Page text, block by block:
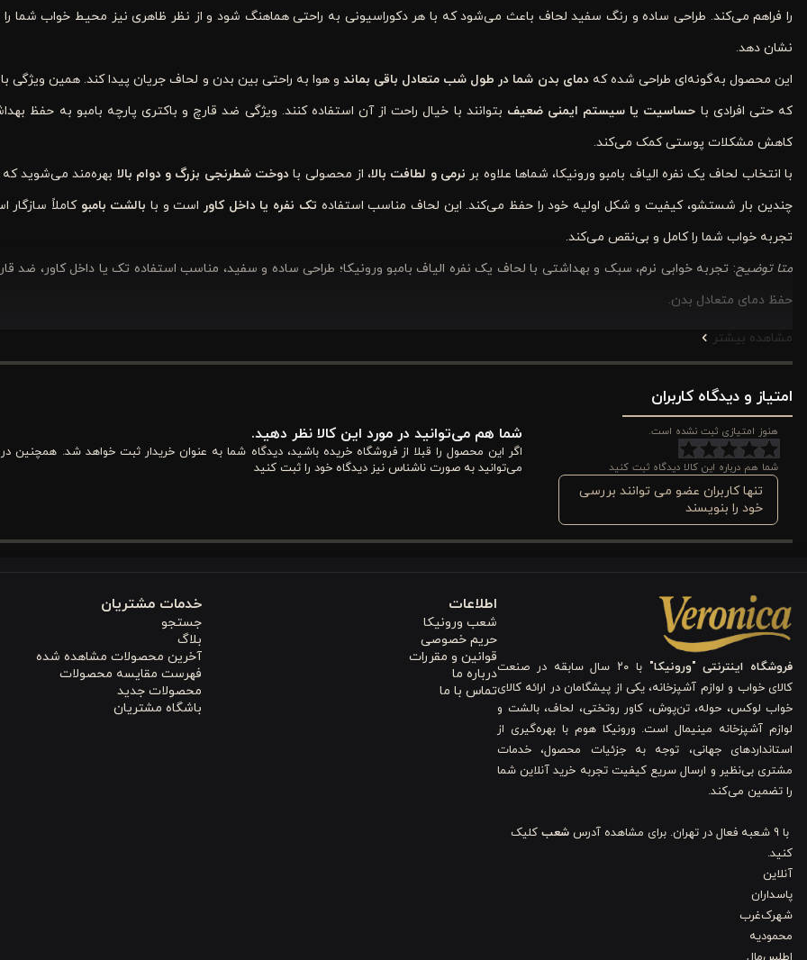
را فراهم می‌کند. طراحی ساده و رنگ سفید لحاف باعث می‌شود که با هر دکوراسیونی به راحتی هماهنگ شود و از نظر ظاهری نیز محیط خواب شما را
نشان دهد.
این محصول به‌گونه‌ای طراحی شده کهدمای بدن شما در طول شب متعادل باقی بماندو هوا به راحتی بین بدن و لحاف جریان پیدا کند. همین ویژگی
که حتی افرادی با حساسیت یا سیستم ایمنی ضعیف بتوانند با خیال راحت از آن استفاده کنند. ویژگی ضد قارچ و باکتری پارچه بامبو به حفظ
کاهش مشکلات پوستی کمک می‌کند.
با انتخاب لحاف یک نفره الیاف بامبو ورونیکا، شماها علاوه بر نرمی و لطافت بالا، از محصولی با دوخت شطرنجی بزرگ و دوام بالا بهره‌مند می‌شوید
چندین بار شستشو، کیفیت و شکل اولیه خود را حفظ می‌کند. این لحاف مناسب استفاده تک نفره یا داخل کاور است و با بالشت بامبو کاملاً سازگار
تجربه خواب شما را کامل و بی‌نقص می‌کند.
متا توضیح: تجربه خوابی نرم، سبک و بهداشتی با لحاف یک نفره الیاف بامبو ورونیکا؛ طراحی ساده و سفید، مناسب استفاده تک یا داخل کاور، ضد
حفظ دمای متعادل بدن.
مزایای لحاف الیاف بامبو ورونیکا
لحاف یک نفره الیاف بامبو ورونیکا ترکیبی از فناوری و راحتی است که برای کاربران مبتدی و حرفه‌ای مزایای متعددی دارد:
رویه نرم و لطیف بامبو با بافت طبیعی
الیاف میکروژل سبک و نرم
: گرمای مناسب ایجاد می‌کند و احساس سنگینی یا محدودیت حرکت برای شما ایجاد نمی‌کند.
دوخت شطرنجی بزرگ با دوام بالا
: از جابه‌جایی الیاف جلوگیری می‌کند و باعث حفظ شکل اولیه لحاف حتی بعد از چندین بار شستشو می‌شود.
ساده و سفید با قابلیت هماهنگی با دکوراسیون
می‌شود.
ویژگی ضد قارچ و باکتری: بهداشت بهتر خواب شما را تضمین می‌کند و از حساسیت‌های پوستی جلوگیری می‌کند.
برای حفظ نرمی و دوام لحاف یک نفره الیاف بامبو ورونیکا، بهتر نکات زیر را رعایت کنید:
شستشو با مایع لباسشویی بدون آنزیم
استفاده از کاوربرای محافظت از پارچه و الیاف میکروژل
خشک کردن در محیط با تهویه مناسبو دور از نور مستقیم خورشید
اجتناب از تماس با اجسام تیز یا کشیدن پارچه
با رعایت این نکات، شماها می‌توانید دوام لحاف را افزایش دهید و نرمی و لطافت آن را حتی پس از چندین بار شستشو حفظ کنید.
لحاف یک نفره الیاف بامبو ورونیکا برای شماهایی که به دنبال
با ویژگی‌های خاص خود، خواب شبانه شما را بهینه می‌کند:
حفظ دمای متعادل بدن:
مشاهده بیشتر
امتیاز و دیدگاه کاربران
هنوز امتیازی ثبت نشده است.
شما هم درباره این کالا دیدگاه ثبت کنید
تنها کاربران عضو می توانند بررسی
خود را بنویسند
شما هم می‌توانید در مورد این کالا نظر دهید.
اگر این محصول را قبلا از فروشگاه خریده باشید، دیدگاه شما به عنوان خریدار ثبت خواهد شد. همچنین
می‌توانید به صورت ناشناس نیز دیدگاه خود را ثبت کنید
فروشگاه اینترنتی "ورونیکا"
با ۲۰ سال سابقه در صنعت
کالای خواب و لوازم آشپزخانه، یکی از پیشگامان در ارائه کالای
خواب لوکس، حوله، تن‌پوش، کاور روتختی، لحاف، بالشت و
لوازم آشپزخانه مینیمال است. ورونیکا هوم با بهره‌گیری از
استانداردهای جهانی، توجه به جزئیات محصول، خدمات
مشتری بی‌نظیر و ارسال سریع کیفیت تجربه خرید آنلاین شما
را تضمین می‌کند.
با 9 شعبه فعال در تهران. برای مشاهده آدرس شعب کلیک
کنید.
آنلاین
پاسداران
شهرک‌غرب
محمودیه
اطلاعات
شعب ورونیکا
حریم خصوصی
قوانین و مقررات
درباره ما
تماس با ما
خدمات مشتریان
جستجو
بلاگ
آخرین محصولات مشاهده شده
فهرست مقایسه محصولات
محصولات جدید
باشگاه مشتریان